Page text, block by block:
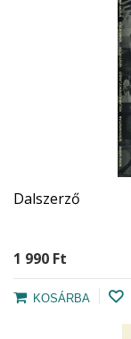
Dalszerző
1 990 Ft‎
KOSÁRBA